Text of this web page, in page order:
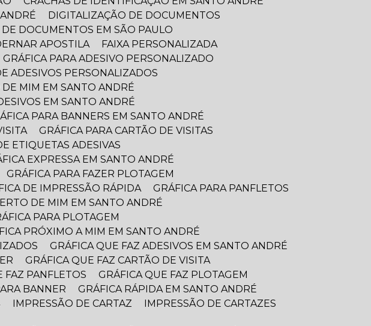
DIGITALIZAÇÃO DE DOCUMENTOS
DE DOCUMENTOS EM SÃO PAULO
APOSTILA
FAIXA PERSONALIZADA
GRÁFICA PARA ADESIVO PERSONALIZADO
ADESIVOS PERSONALIZADOS
DE MIM EM SANTO ANDRÉ
EM SANTO ANDRÉ
PARA BANNERS EM SANTO ANDRÉ
GRÁFICA PARA CARTÃO DE VISITAS
ETIQUETAS ADESIVAS
EXPRESSA EM SANTO ANDRÉ
GRÁFICA PARA FAZER PLOTAGEM
DE IMPRESSÃO RÁPIDA
GRÁFICA PARA PANFLETOS
DE MIM EM SANTO ANDRÉ
PARA PLOTAGEM
PRÓXIMO A MIM EM SANTO ANDRÉ
GRÁFICA QUE FAZ ADESIVOS EM SANTO ANDRÉ
GRÁFICA QUE FAZ CARTÃO DE VISITA
FAZ PANFLETOS
GRÁFICA QUE FAZ PLOTAGEM
BANNER
GRÁFICA RÁPIDA EM SANTO ANDRÉ
IMPRESSÃO DE CARTAZ
IMPRESSÃO DE CARTAZES